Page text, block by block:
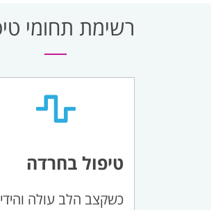
רשימת תחומי
טיפול בחרדה
כשקצב הלב עולה